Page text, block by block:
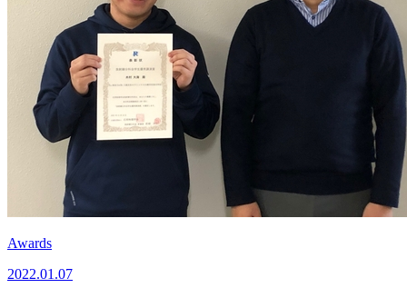
Awards
2022.01.07